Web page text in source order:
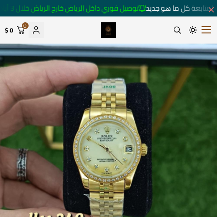
كل ما هو جديد توصيل فوري داخل الرياض خارج الرياض خلال 3 أيام 🚚
متجر ساعات رومانس
0
0 $